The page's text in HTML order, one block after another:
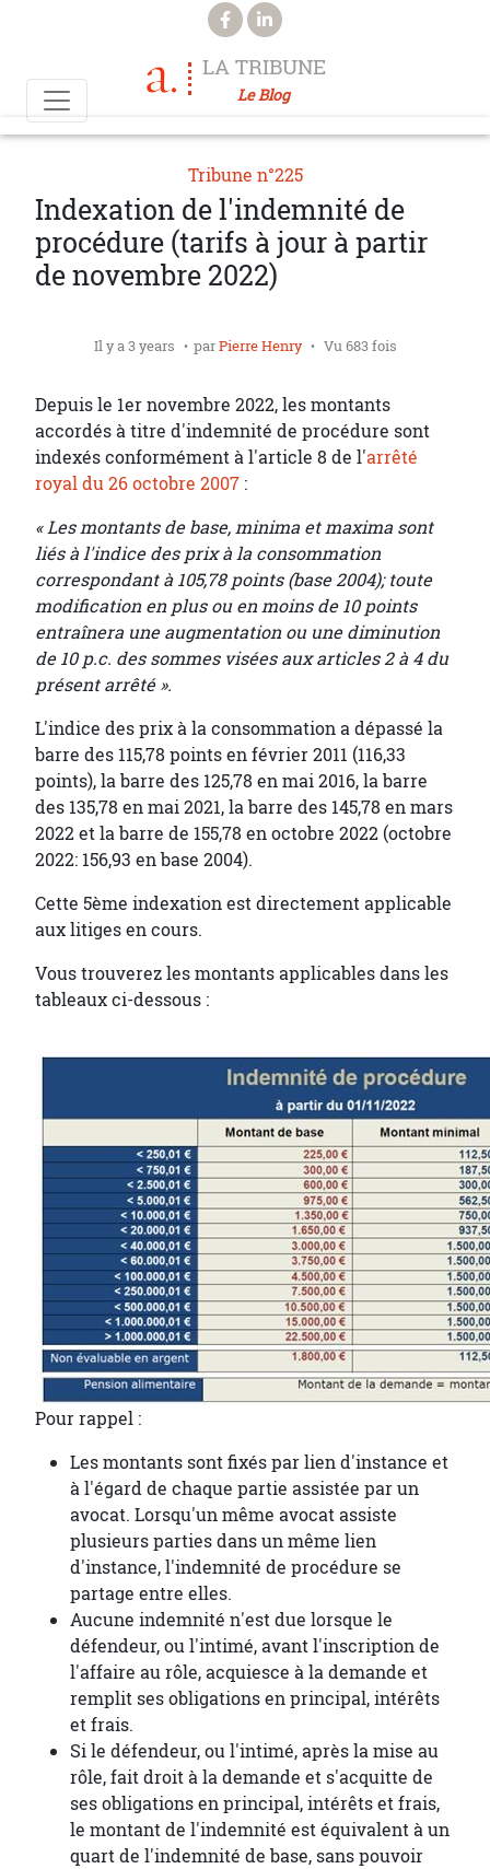
Aller au contenu principal
LA TRIBUNE
Le Blog
Tribune n°225
Indexation de l'indemnité de
procédure (tarifs à jour à partir
de novembre 2022)
Il y a 3 years parPierre Henry Vu 683 fois
Depuis le 1er novembre 2022, les montants
accordés à titre d'indemnité de procédure sont
indexés conformément à l'article 8 de l'arrêté
royal du 26 octobre 2007 :
« Les montants de base, minima et maxima sont
liés à l'indice des prix à la consommation
correspondant à 105,78 points (base 2004); toute
modification en plus ou en moins de 10 points
entraînera une augmentation ou une diminution
de 10 p.c. des sommes visées aux articles 2 à 4 du
présent arrêté ».
L'indice des prix à la consommation a dépassé la
barre des 115,78 points en février 2011 (116,33
points), la barre des 125,78 en mai 2016, la barre
des 135,78 en mai 2021, la barre des 145,78 en mars
2022 et la barre de 155,78 en octobre 2022 (octobre
2022: 156,93 en base 2004).
Cette 5ème indexation est directement applicable
aux litiges en cours.
Vous trouverez les montants applicables dans les
tableaux ci-dessous :
Pour rappel :
Les montants sont fixés par lien d'instance et
à l'égard de chaque partie assistée par un
avocat. Lorsqu'un même avocat assiste
plusieurs parties dans un même lien
d'instance, l'indemnité de procédure se
partage entre elles.
Aucune indemnité n'est due lorsque le
défendeur, ou l'intimé, avant l'inscription de
l'affaire au rôle, acquiesce à la demande et
remplit ses obligations en principal, intérêts
et frais.
Si le défendeur, ou l'intimé, après la mise au
rôle, fait droit à la demande et s'acquitte de
ses obligations en principal, intérêts et frais,
le montant de l'indemnité est équivalent à un
quart de l'indemnité de base, sans pouvoir